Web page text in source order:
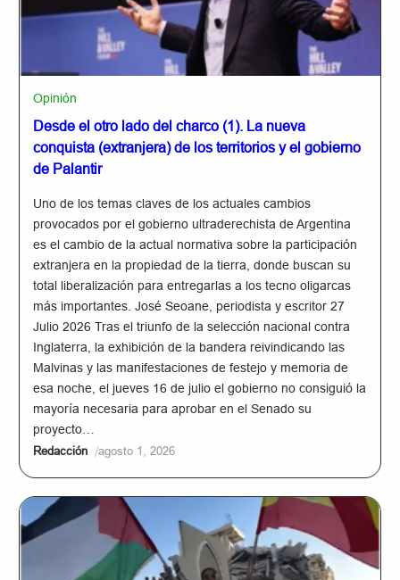
Opinión
Desde el otro lado del charco (1). La nueva
conquista (extranjera) de los territorios y el gobierno
de Palantir
Uno de los temas claves de los actuales cambios
provocados por el gobierno ultraderechista de Argentina
es el cambio de la actual normativa sobre la participación
extranjera en la propiedad de la tierra, donde buscan su
total liberalización para entregarlas a los tecno oligarcas
más importantes. José Seoane, periodista y escritor 27
Julio 2026 Tras el triunfo de la selección nacional contra
Inglaterra, la exhibición de la bandera reivindicando las
Malvinas y las manifestaciones de festejo y memoria de
esa noche, el jueves 16 de julio el gobierno no consiguió la
mayoría necesaria para aprobar en el Senado su
proyecto…
Redacción /agosto 1, 2026